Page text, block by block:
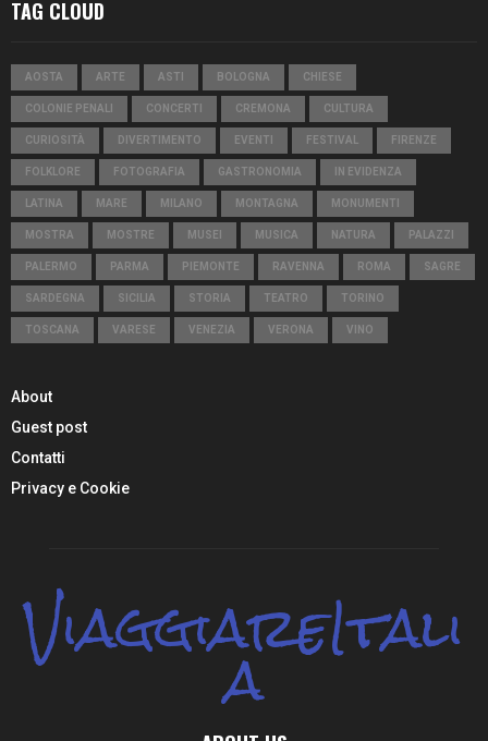
TAG CLOUD
AOSTA ARTE ASTI BOLOGNA CHIESE
COLONIE PENALI CONCERTI CREMONA CULTURA
CURIOSITÀ DIVERTIMENTO EVENTI FESTIVAL FIRENZE
FOLKLORE FOTOGRAFIA GASTRONOMIA IN EVIDENZA
LATINA MARE MILANO MONTAGNA MONUMENTI
MOSTRA MOSTRE MUSEI MUSICA NATURA PALAZZI
PALERMO PARMA PIEMONTE RAVENNA ROMA SAGRE
SARDEGNA SICILIA STORIA TEATRO TORINO
TOSCANA VARESE VENEZIA VERONA VINO
About
Guest post
Contatti
Privacy e Cookie
ViaggiareItali
a